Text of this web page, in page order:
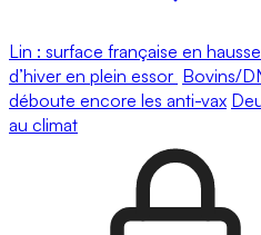
Lin : surface française en
d’hiver en plein essor Bovins/
déboute encore les anti-vax
au climat